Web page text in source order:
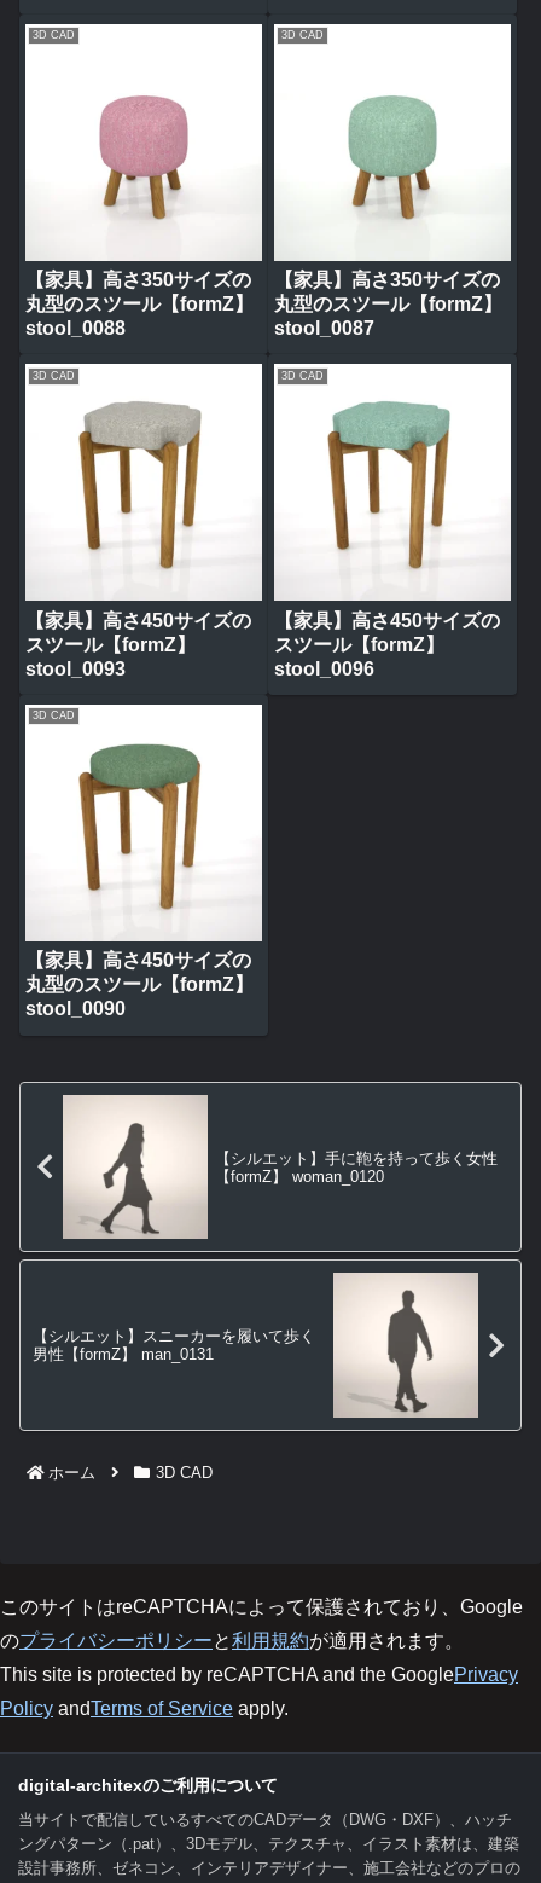
3D CAD
【家具】高さ350サイズの
丸型のスツール【formZ】
stool_0088
3D CAD
【家具】高さ350サイズの
丸型のスツール【formZ】
stool_0087
3D CAD
【家具】高さ450サイズの
スツール【formZ】
stool_0093
3D CAD
【家具】高さ450サイズの
スツール【formZ】
stool_0096
3D CAD
【家具】高さ450サイズの
丸型のスツール【formZ】
stool_0090
【シルエット】手に鞄を持って歩く女性
【formZ】 woman_0120
【シルエット】スニーカーを履いて歩く
男性【formZ】 man_0131
ホーム 3D CAD
このサイトはreCAPTCHAによって保護されており、Google
のプライバシーポリシーと利用規約が適用されます。
This site is protected by reCAPTCHA and the GooglePrivacy
Policy andTerms of Service apply.
digital-architexのご利用について
当サイトで配信しているすべてのCADデータ（DWG・DXF）、ハッチ
ングパターン（.pat）、3Dモデル、テクスチャ、イラスト素材は、建築
設計事務所、ゼネコン、インテリアデザイナー、施工会社などのプロの